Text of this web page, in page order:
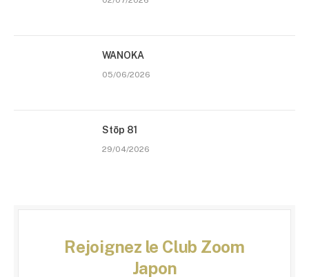
WANOKA
05/06/2026
Stōp 81
29/04/2026
Rejoignez le Club Zoom
Japon